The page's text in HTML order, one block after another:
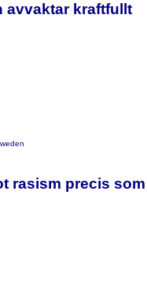
avvaktar kraftfullt
rasism precis